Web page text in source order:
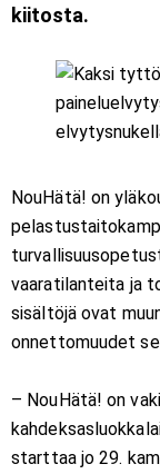
kiitosta.
NouHätä! on
vaaratilanteita ja
sisältöjä ovat
onnettomuudet
– NouHätä! on
starttaa jo 29.